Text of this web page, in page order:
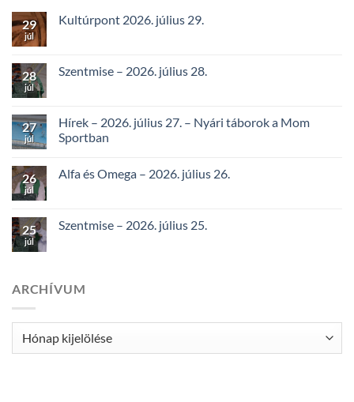
29
júl
Kultúrpont 2026. július 29.
28
júl
Szentmise – 2026. július 28.
27
júl
Hírek – 2026. július 27. – Nyári táborok a Mom
Sportban
26
júl
Alfa és Omega – 2026. július 26.
25
júl
Szentmise – 2026. július 25.
ARCHÍVUM
Archívum